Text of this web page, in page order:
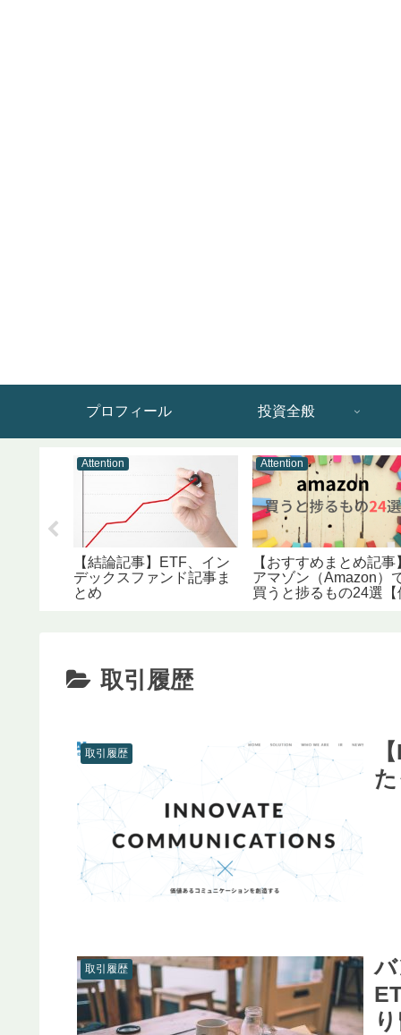
プロフィール 投資全般
Attention
【結論記事】ETF、イン
デックスファンド記事ま
とめ
Attention
【おすすめまとめ記事
アマゾン（Amazon）
買うと捗るもの24選【
取引履歴
取引履歴
取引履歴